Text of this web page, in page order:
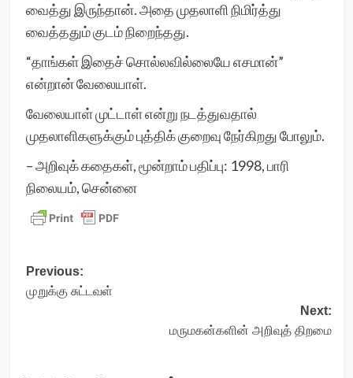
வைத்து இருந்தான். அதை முதலாளி நிமிர்த்து
வைத்ததும் குடம் நிறைந்தது.
“தாங்கள் இதைச் சொல்லவில்லையே எசமான்”
என்றான் வேலையாள்.
வேலையாள் முட்டாள் என்று நடத்துவதால்
முதலாளிகளுக்கும் புத்திக் குறைவு நேர்கிறது போலும்.
– அறிவுக் கதைகள், மூன்றாம் பதிப்பு: 1998, பாரி
நிலையம், சென்னை
Post
navigation
Previous:
முறுக்கு சுட்டவள்
Next:
மருமகன்களின் அறிவுத் திறமை